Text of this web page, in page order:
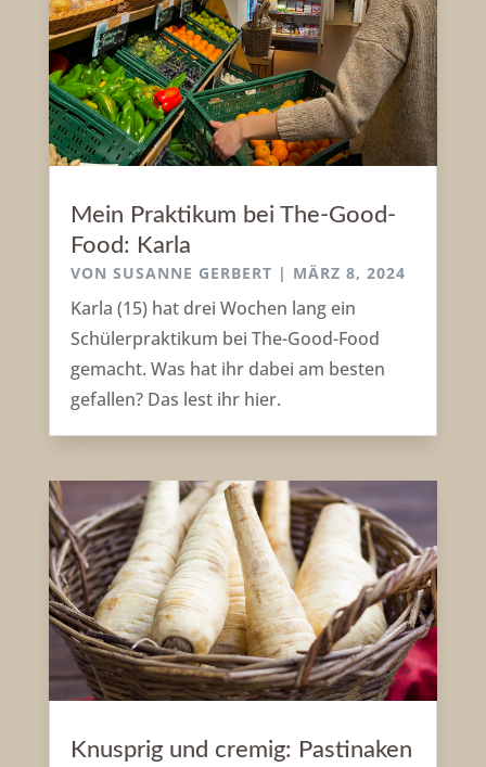
Mein Praktikum bei The-Good-
Food: Karla
VON SUSANNE GERBERT | MÄRZ 8, 2024
Karla (15) hat drei Wochen lang ein
Schülerpraktikum bei The-Good-Food
gemacht. Was hat ihr dabei am besten
gefallen? Das lest ihr hier.
Knusprig und cremig: Pastinaken